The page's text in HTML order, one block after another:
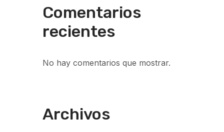
Comentarios
recientes
No hay comentarios que mostrar.
Archivos